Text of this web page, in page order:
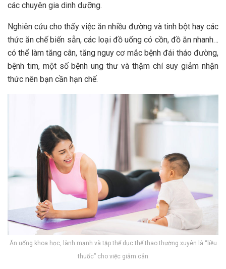
các chuyên gia dinh dưỡng.
Nghiên cứu cho thấy việc ăn nhiều đường và tinh bột hay các
thức ăn chế biến sẵn, các loại đồ uống có cồn, đồ ăn nhanh…
có thể làm tăng cân, tăng nguy cơ mắc bệnh đái tháo đường,
bệnh tim, một số bệnh ung thư và thậm chí suy giảm nhận
thức nên bạn cần hạn chế.
Ăn uống khoa học, lành mạnh và tập thể dục thể thao thường xuyên là “liều
thuốc” cho việc giảm cân